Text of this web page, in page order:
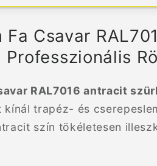
Csavar
RAL7016 antracit
trapéz- és
szín tökéletesen